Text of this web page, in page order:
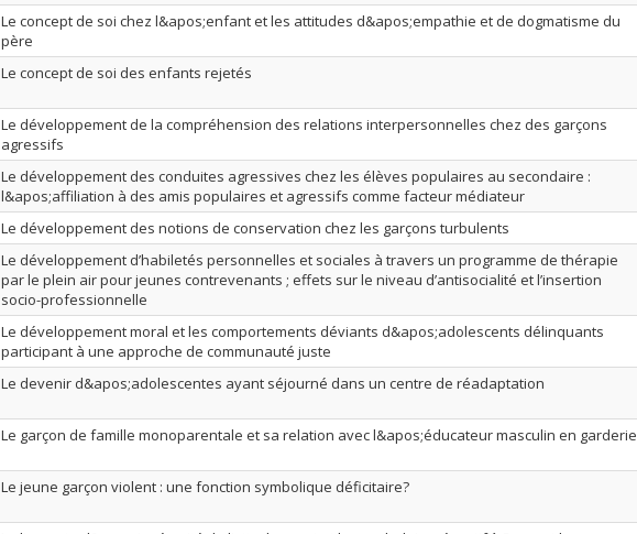
Le concept de soi chez l&apos;enfant et les attitudes d&apos;empathie et de dogmatisme du
père
Le concept de soi des enfants rejetés
Le développement de la compréhension des relations interpersonnelles chez des garçons
agressifs
Le développement des conduites agressives chez les élèves populaires au secondaire :
l&apos;affiliation à des amis populaires et agressifs comme facteur médiateur
Le développement des notions de conservation chez les garçons turbulents
Le développement d’habiletés personnelles et sociales à travers un programme de thérapie
par le plein air pour jeunes contrevenants ; effets sur le niveau d’antisocialité et l’insertion
socio-professionnelle
Le développement moral et les comportements déviants d&apos;adolescents délinquants
participant à une approche de communauté juste
Le devenir d&apos;adolescentes ayant séjourné dans un centre de réadaptation
Le garçon de famille monoparentale et sa relation avec l&apos;éducateur masculin en garderie
Le jeune garçon violent : une fonction symbolique déficitaire?